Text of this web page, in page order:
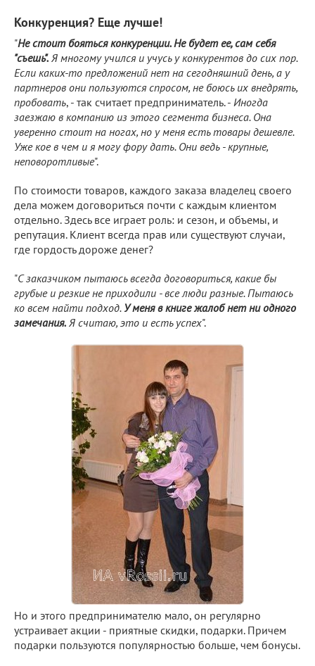
Конкуренция? Еще лучше!
"Не стоит бояться конкуренции. Не будет ее, сам себя
"съешь". Я многому учился и учусь у конкурентов до сих пор.
Если каких-то предложений нет на сегодняшний день, а у
партнеров они пользуются спросом, не боюсь их внедрять,
пробовать, - так считает предприниматель. - Иногда
заезжаю в компанию из этого сегмента бизнеса. Она
уверенно стоит на ногах, но у меня есть товары дешевле.
Уже кое в чем и я могу фору дать. Они ведь - крупные,
неповоротливые".
По стоимости товаров, каждого заказа владелец своего
дела можем договориться почти с каждым клиентом
отдельно. Здесь все играет роль: и сезон, и объемы, и
репутация. Клиент всегда прав или существуют случаи,
где гордость дороже денег?
"С заказчиком пытаюсь всегда договориться, какие бы
грубые и резкие не приходили - все люди разные. Пытаюсь
ко всем найти подход.У меня в книге жалоб нет ни одного
замечания. Я считаю, это и есть успех".
Но и этого предпринимателю мало, он регулярно
устраивает акции - приятные скидки, подарки. Причем
подарки пользуются популярностью больше, чем бонусы.